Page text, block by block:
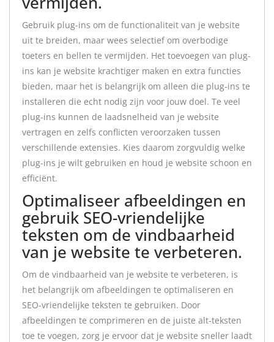
Gebruik plug-ins om de functionaliteit van je website
uit te breiden, maar wees selectief om overbodige
toeters en bellen te vermijden. Het toevoegen van plug-
ins kan je website krachtiger maken en extra functies
bieden, maar het is belangrijk om alleen die plug-ins te
installeren die echt nodig zijn voor jouw doel. Te veel
plug-ins kunnen de laadsnelheid van je website
vertragen en zelfs conflicten veroorzaken tussen
verschillende extensies. Kies daarom zorgvuldig welke
plug-ins je wilt gebruiken en houd je website schoon en
efficiënt.
Optimaliseer afbeeldingen en
gebruik SEO-vriendelijke
teksten om de vindbaarheid
van je website te verbeteren.
Om de vindbaarheid van je website te verbeteren, is
het belangrijk om afbeeldingen te optimaliseren en
SEO-vriendelijke teksten te gebruiken. Door
afbeeldingen te comprimeren en de juiste alt-teksten
toe te voegen, zorg je ervoor dat je website sneller laadt